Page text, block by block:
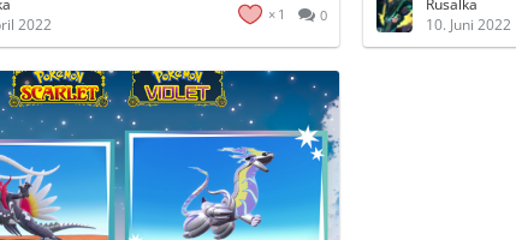
2022
1 0
Rusalka
10. Juni 2022